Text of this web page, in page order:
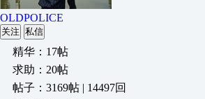
OLDPOLICE
关注 私信
精华：17帖
求助：20帖
帖子：3169帖 | 14497回